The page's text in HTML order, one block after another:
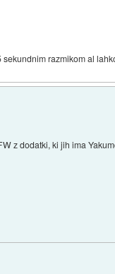
razmikom al
z dodatki, ki jih ima